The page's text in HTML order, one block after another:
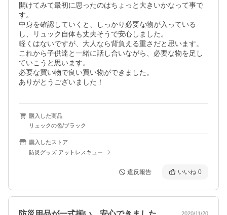
開けてみて最初に思ったのはちょっと大きいかなって事で
す。
中身を確認していくと、しっかり必要な物が入っている
し、リュック自体も丈夫そうで安心しました。
軽くはないですが、大人なら背負える重さだと思います。
これから子供達と一緒に話し合いながら、必要な物を足し
ていこうと思います。
必要な買い物で良い買い物ができました。
ありがとうございました！
購入した商品
リュックの色/ブラック
購入したストア
防災グッズ アットレスキュー
違反報告 いいね 0
2020/11/20